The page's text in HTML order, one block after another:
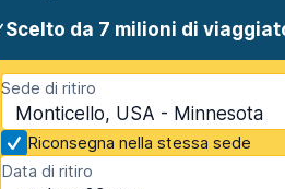
Scelto da 7 milioni di
Sede di ritiro
Monticello, USA - Minnesota
Riconsegna nella stessa sede
Data di ritiro